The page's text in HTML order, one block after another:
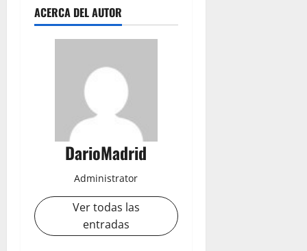
ACERCA DEL AUTOR
DarioMadrid
Administrator
Ver todas las
entradas